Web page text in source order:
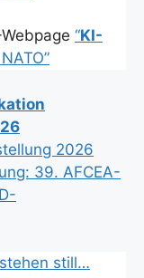
“KI-
2026
39. AFCEA-
still…